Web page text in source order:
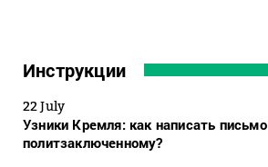
Инструкции
22 July
Узники Кремля: как написать письмо
политзаключенному?